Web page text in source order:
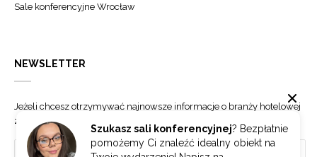
Szukasz sali konferencyjnej? Bezpłatnie
pomożemy Ci znaleźć idealny obiekt na
Sale konferencyjne Wrocław
NEWSLETTER
Jeżeli chcesz otrzymywać najnowsze informacje o branży hotelowej
zapisz się do naszego newslettera.